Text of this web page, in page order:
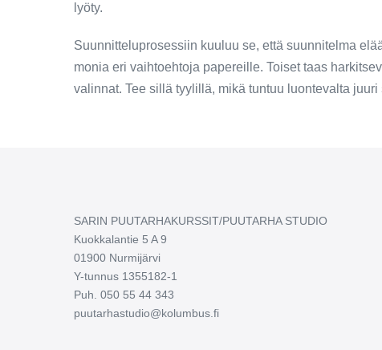
lyöty.
Suunnitteluprosessiin kuuluu se, että suunnitelma
monia eri vaihtoehtoja papereille. Toiset taas
valinnat. Tee sillä tyylillä, mikä tuntuu luontevalta juuri
SARIN PUUTARHAKURSSIT/PUUTARHA STUDIO
Kuokkalantie 5 A 9
01900 Nurmijärvi
Y-tunnus 1355182-1
Puh. 050 55 44 343
puutarhastudio@kolumbus.fi